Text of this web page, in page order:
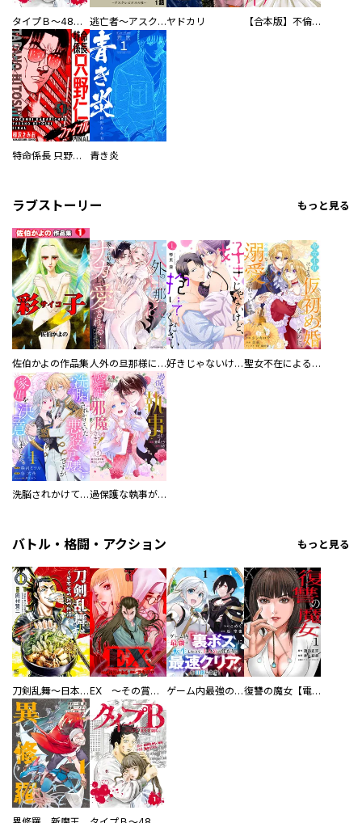
タイプＢ～48時間後、致死率100％～【単話】 逃亡者～アスクレピオスの杖～ヤドカリ 【合本版】不倫処刑
特命係長 只野仁ファイナル 愛蔵版 青き炎
ラブストーリー もっと見る
佐伯かよの作品集 人外の旦那様に娶られ毎晩ナカまで愛される…。アンソロジー 好きじゃないけど、抱いてください【電子単行本版／特典おまけ付き】 聖女不在による仮初め婚なのに、不器用な王太子に溺愛されています【電子単行本版／特典おまけ付き】
洗脳されかけていた悪役令嬢ですが家出を決意しました。【電子単行本版／特典おまけ付き】 過保護な執事が私の婚活を邪魔してきます！ 分冊版
バトル・格闘・アクション もっと見る
刀剣乱舞～日本号つれづれ酒～ EX ～その賞金稼ぎは、世界の出口を探す～【単行本版】 ゲーム内最強の『裏ボス』に転生したので、主人公の代わりに最速クリアを目指します！【電子単行本版】 復讐の魔女【電子単行本版】